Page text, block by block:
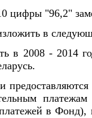
цифры "96,2"
в
в 2008 - 2014
в Фонд),